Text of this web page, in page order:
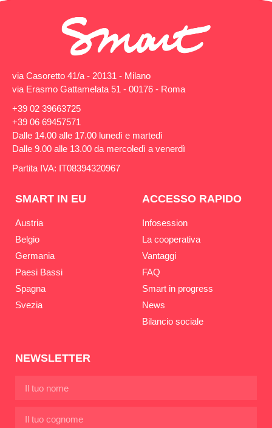
via Casoretto 41/a - 20131 - Milano
via Erasmo Gattamelata 51 - 00176 - Roma
+39 02 39663725
+39 06 69457571
Dalle 14.00 alle 17.00 lunedì e martedì
Dalle 9.00 alle 13.00 da mercoledì a venerdì
Partita IVA: IT08394320967
SMART IN EU
Austria
Belgio
Germania
Paesi Bassi
Spagna
Svezia
ACCESSO RAPIDO
Infosession
La cooperativa
Vantaggi
FAQ
Smart in progress
News
Bilancio sociale
NEWSLETTER